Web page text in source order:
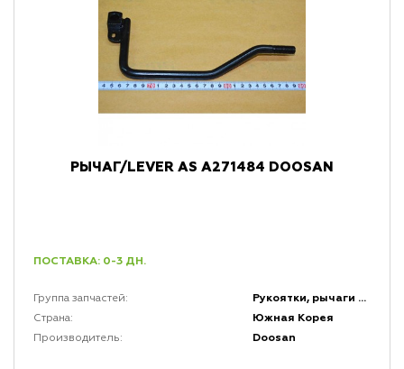
РЫЧАГ/LEVER AS A271484 DOOSAN
ПОСТАВКА: 0-3 ДН.
Группа запчастей: Рукоятки, рычаги и набалдашники
Страна: Южная Корея
Производитель: Doosan